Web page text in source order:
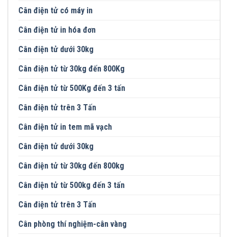
Cân điện tử có máy in
Cân điện tử in hóa đơn
Cân điện tử dưới 30kg
Cân điện tử từ 30kg đến 800Kg
Cân điện tử từ 500Kg đến 3 tấn
Cân điện tử trên 3 Tấn
Cân điện tử in tem mã vạch
Cân điện tử dưới 30kg
Cân điện tử từ 30kg đến 800kg
Cân điện tử từ 500kg đến 3 tấn
Cân điện tử trên 3 Tấn
Cân phòng thí nghiệm-cân vàng